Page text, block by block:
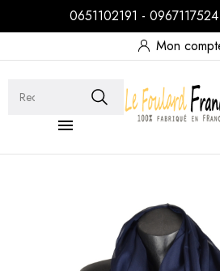
0651102191 -
Mon
